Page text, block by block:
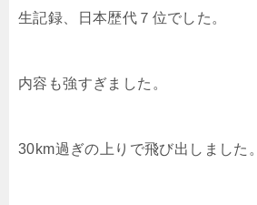
生記録、日本歴代７位でした。
内容も強すぎました。
30km過ぎの上りで飛び出しました。